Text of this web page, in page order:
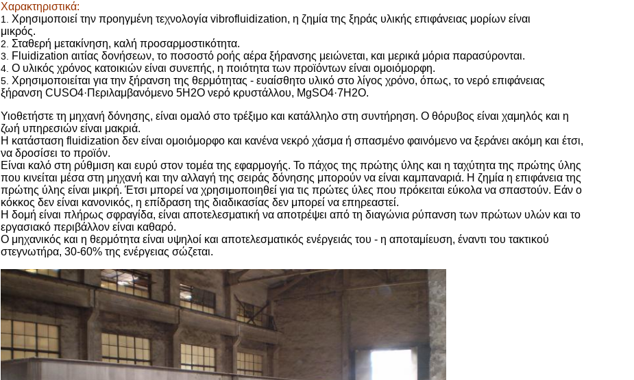
Χαρακτηριστικά:
1. Χρησιμοποιεί την προηγμένη τεχνολογία vibrofluidization, η ζημία της ξηράς υλικής επιφάνειας μορίων είναι
μικρός.
2. Σταθερή μετακίνηση, καλή προσαρμοστικότητα.
3. Fluidization αιτίας δονήσεων, το ποσοστό ροής αέρα ξήρανσης μειώνεται, και μερικά μόρια παρασύρονται.
4. Ο υλικός χρόνος κατοικιών είναι συνεπής, η ποιότητα των προϊόντων είναι ομοιόμορφη.
5. Χρησιμοποιείται για την ξήρανση της θερμότητας - ευαίσθητο υλικό στο λίγος χρόνο, όπως, το νερό επιφάνειας
ξήρανση CUSO4·Περιλαμβανόμενο 5H2O νερό κρυστάλλου, MgSO4·7H2O.
Υιοθετήστε τη μηχανή δόνησης, είναι ομαλό στο τρέξιμο και κατάλληλο στη συντήρηση. Ο θόρυβος είναι χαμηλός και η
ζωή υπηρεσιών είναι μακριά.
Η κατάσταση fluidization δεν είναι ομοιόμορφο και κανένα νεκρό χάσμα ή σπασμένο φαινόμενο να ξεράνει ακόμη και έτσι,
να δροσίσει το προϊόν.
Είναι καλό στη ρύθμιση και ευρύ στον τομέα της εφαρμογής. Το πάχος της πρώτης ύλης και η ταχύτητα της πρώτης ύλης
που κινείται μέσα στη μηχανή και την αλλαγή της σειράς δόνησης μπορούν να είναι καμπαναριά. Η ζημία η επιφάνεια της
πρώτης ύλης είναι μικρή. Έτσι μπορεί να χρησιμοποιηθεί για τις πρώτες ύλες που πρόκειται εύκολα να σπαστούν. Εάν ο
κόκκος δεν είναι κανονικός, η επίδραση της διαδικασίας δεν μπορεί να επηρεαστεί.
Η δομή είναι πλήρως σφραγίδα, είναι αποτελεσματική να αποτρέψει από τη διαγώνια ρύπανση των πρώτων υλών και το
εργασιακό περιβάλλον είναι καθαρό.
Ο μηχανικός και η θερμότητα είναι υψηλοί και αποτελεσματικός ενέργειάς του - η αποταμίευση, έναντι του τακτικού
στεγνωτήρα, 30-60% της ενέργειας σώζεται.